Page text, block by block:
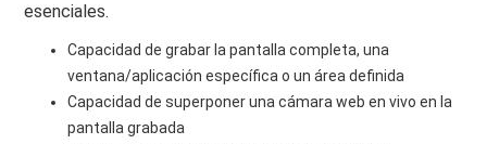
esenciales.
Capacidad de grabar la pantalla completa, una
ventana/aplicación específica o un área definida
Capacidad de superponer una cámara web en vivo en la
pantalla grabada